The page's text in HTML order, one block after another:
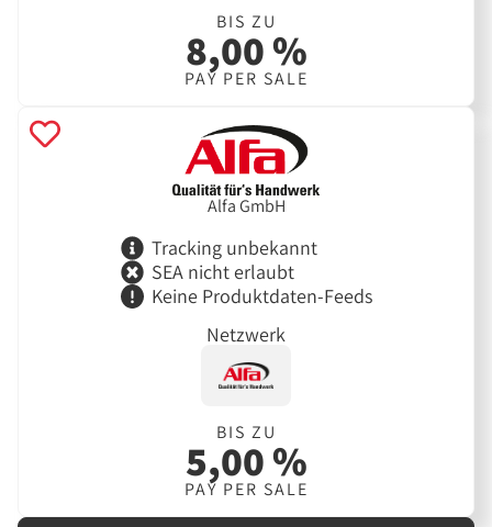
BIS ZU
8,00 %
PAY PER SALE
Alfa GmbH
Tracking unbekannt
SEA nicht erlaubt
Keine Produktdaten-Feeds
Netzwerk
BIS ZU
5,00 %
PAY PER SALE